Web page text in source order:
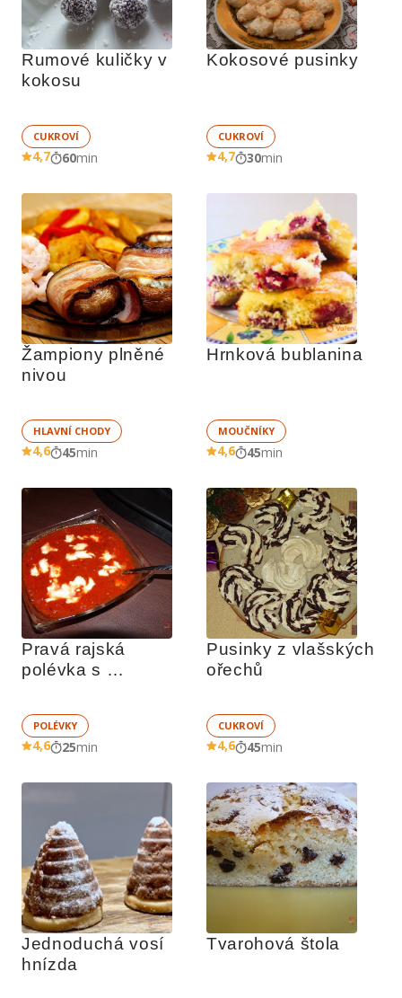
Rumové kuličky v
kokosu
CUKROVÍ
4,7 60min
Kokosové pusinky
CUKROVÍ
4,7 30min
Žampiony plněné
nivou
HLAVNÍ CHODY
4,6 45min
Hrnková bublanina
MOUČNÍKY
4,6 45min
Pravá rajská
polévka s
POLÉVKY
4,6 25min
Pusinky z vlašských
ořechů
CUKROVÍ
4,6 45min
Jednoduchá vosí
hnízda
Tvarohová štola